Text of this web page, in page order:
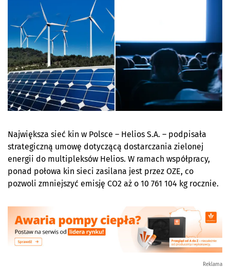
Największa sieć kin w Polsce – Helios S.A. – podpisała
strategiczną umowę dotyczącą dostarczania zielonej
energii do multipleksów Helios. W ramach współpracy,
ponad połowa kin sieci zasilana jest przez OZE, co
pozwoli zmniejszyć emisję CO2 aż o 10 761 104 kg rocznie.
Reklama